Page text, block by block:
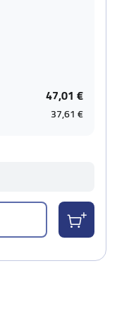
47,01 €
37,61 €